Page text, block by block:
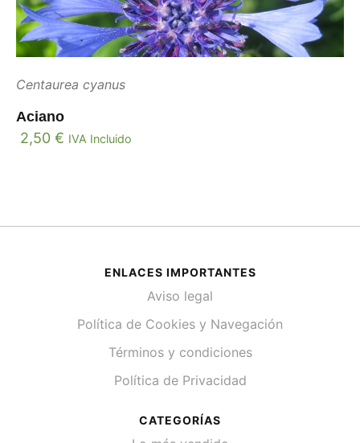
Centaurea cyanus
Aciano
2,50 € IVA Incluido
ENLACES IMPORTANTES
Aviso legal
Política de Cookies y Navegación
Términos y condiciones
Política de Privacidad
CATEGORÍAS